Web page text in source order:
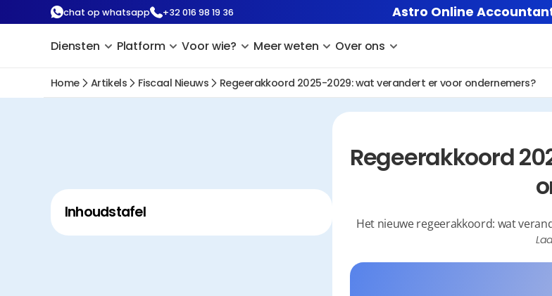
chat op whatsapp +32 016 98 19 36 Astro Online
Diensten Platform Voor wie? Meer weten Over ons
Home Artikels Fiscaal Nieuws Regeerakkoord 2025-2029: wat verandert er voor ondernemers?
Inhoudstafel
Regeerakkoord
Het nieuwe regeerakkoord: wat